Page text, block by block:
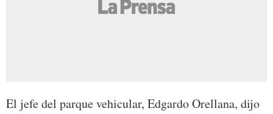
El jefe del parque vehicular, Edgardo Orellana, dijo